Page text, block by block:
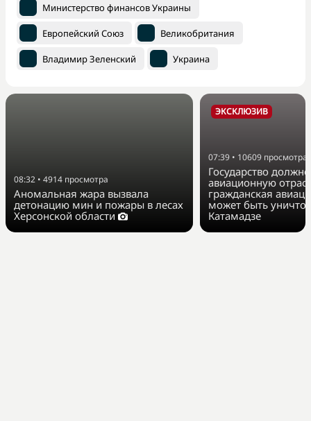
Министерство финансов Украины
Европейский Союз Великобритания
Владимир Зеленский Украина
08:32 • 4914 просмотра
Аномальная жара вызвала
детонацию мин и пожары в лесах
Херсонской области
ЭКСКЛЮЗИВ
07:39 • 10609 просмотра
Государство
авиационную
гражданская
может быть
Катамадзе